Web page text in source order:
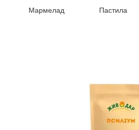
Мармелад Пастила